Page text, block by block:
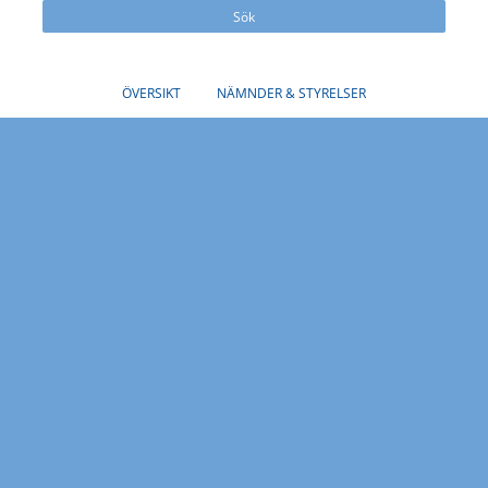
Sök
ÖVERSIKT NÄMNDER & STYRELSER